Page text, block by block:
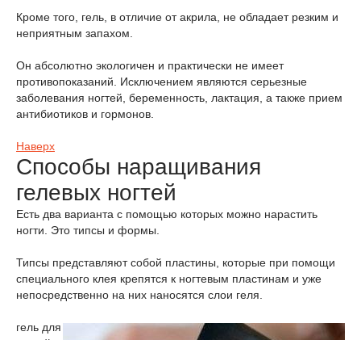
Кроме того, гель, в отличие от акрила, не обладает резким и
неприятным запахом.
Он абсолютно экологичен и практически не имеет
противопоказаний. Исключением являются серьезные
заболевания ногтей, беременность, лактация, а также прием
антибиотиков и гормонов.
Наверх
Способы наращивания
гелевых ногтей
Есть два варианта с помощью которых можно нарастить
ногти. Это типсы и формы.
Типсы представляют собой пластины, которые при помощи
специального клея крепятся к ногтевым пластинам и уже
непосредственно на них наносятся слои геля.
гель для